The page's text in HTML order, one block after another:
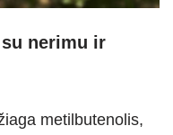
nerimu ir
metilbutenolis,